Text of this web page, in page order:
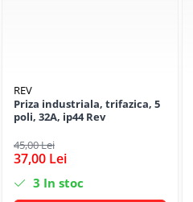
REV
Priza industriala, trifazica, 5
poli, 32A, ip44 Rev
45,00 Lei
37,00 Lei
3 In stoc